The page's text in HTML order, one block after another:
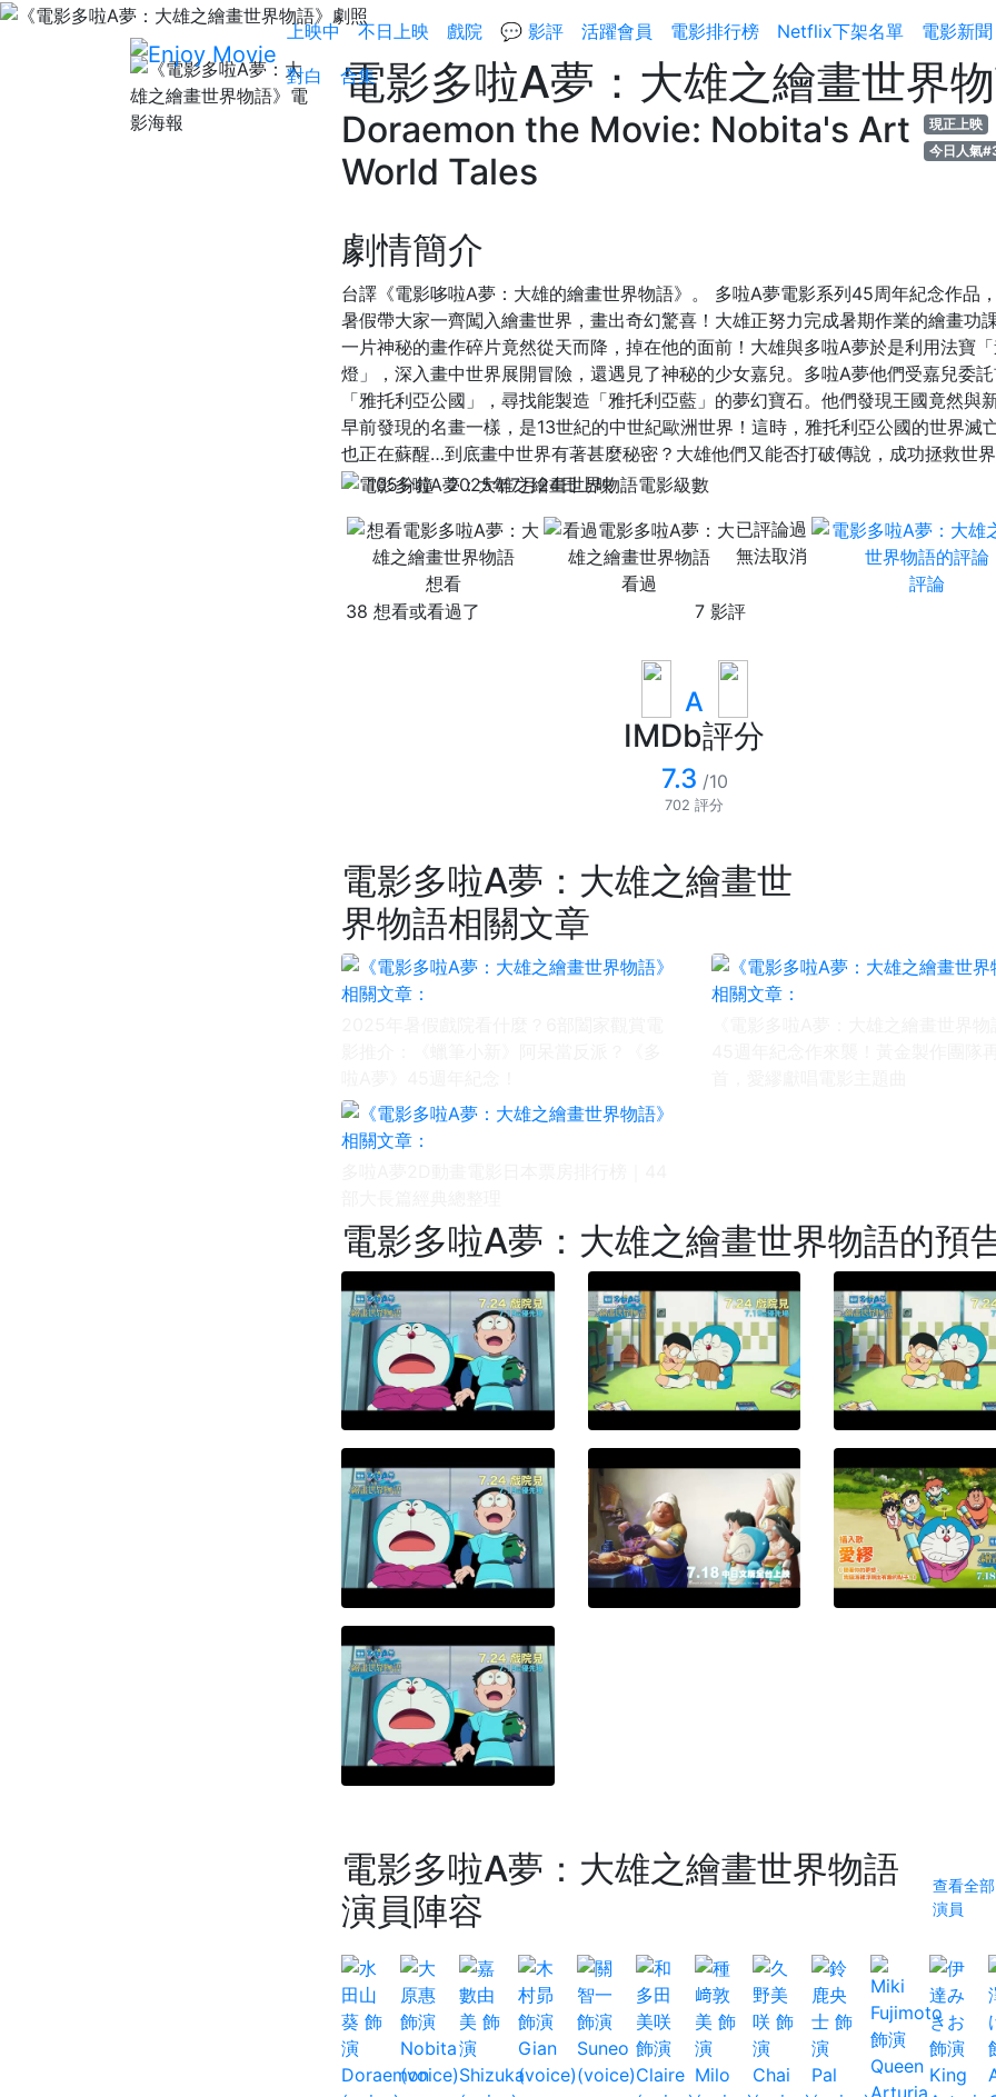
上映中 不日上映 戲院 💬 影評 活躍會員 電影排行榜 Netflix下架名單
電影新聞
對白
合集
電影多啦A夢：大雄之繪畫世界
Doraemon the Movie: Nobita's Art
World Tales
現正上映
今日人氣
劇情簡介
台譯《電影哆啦A夢：大雄的繪畫世界物語》。 多啦A夢電影系列45周年紀念作品
暑假帶大家一齊闖入繪畫世界，畫出奇幻驚喜！大雄正努力完成暑期作業的繪畫功
一片神秘的畫作碎片竟然從天而降，掉在他的面前！大雄與多啦A夢於是利用法寶
燈」，深入畫中世界展開冒險，還遇見了神秘的少女嘉兒。多啦A夢他們受嘉兒委
「雅托利亞公國」，尋找能製造「雅托利亞藍」的夢幻寶石。他們發現王國竟然與
早前發現的名畫一樣，是13世紀的中世紀歐洲世界！這時，雅托利亞公國的世界滅
也正在蘇醒…到底畫中世界有著甚麼秘密？大雄他們又能否打破傳說，成功拯救世
105分鐘
2025年7月24日上映
想看 看過
已評論過
無法取消
評論
38 想看或看過了
7 影評
A
IMDb評分
7.3 /10
702 評分
電影多啦A夢：大雄之繪畫世
界物語相關文章
電影多啦A夢：大雄之繪畫世界物語的預
電影多啦A夢：大雄之繪畫世界物語
演員陣容
查看全
演員